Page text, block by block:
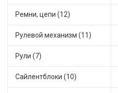
Ремни, цепи (12)
Рулевой механизм (11)
Рули (7)
Сайлентблоки (10)